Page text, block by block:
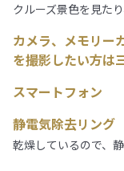
クルーズ景色を見た
カメラ、メモリー
を撮影したい方は
スマートフォン
静電気除去リング
乾燥しているので、